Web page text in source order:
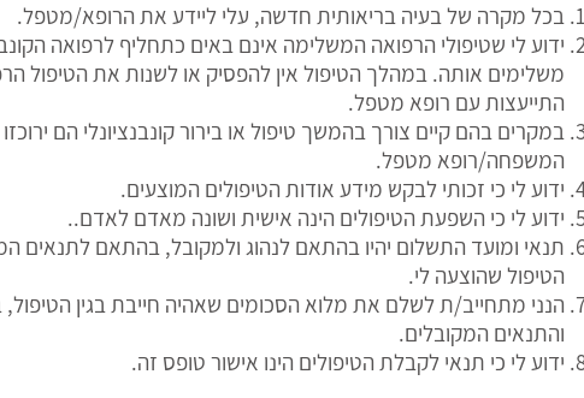
בכל מקרה של בעיה בריאותית חדשה, עלי ליידע את הרופא/מטפל.
ידוע לי שטיפולי הרפואה המשלימה אינם באים כתחליף לרפואה
משלימים אותה. במהלך הטיפול אין להפסיק או לשנות את הטיפול
התייעצות עם רופא מטפל.
במקרים בהם קיים צורך בהמשך טיפול או בירור קונבנציונלי הם
המשפחה/רופא מטפל.
ידוע לי כי זכותי לבקש מידע אודות הטיפולים המוצעים.
ידוע לי כי השפעת הטיפולים הינה אישית ושונה מאדם לאדם..
תנאי ומועד התשלום יהיו בהתאם לנהוג ולמקובל, בהתאם לתנאים
הטיפול שהוצעה לי.
הנני מתחייב/ת לשלם את מלוא הסכומים שאהיה חייבת בגין
והתנאים המקובלים.
ידוע לי כי תנאי לקבלת הטיפולים הינו אישור טופס זה.